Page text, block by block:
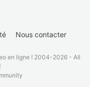
Nous contacter
en ligne ! 2004-2026 - All